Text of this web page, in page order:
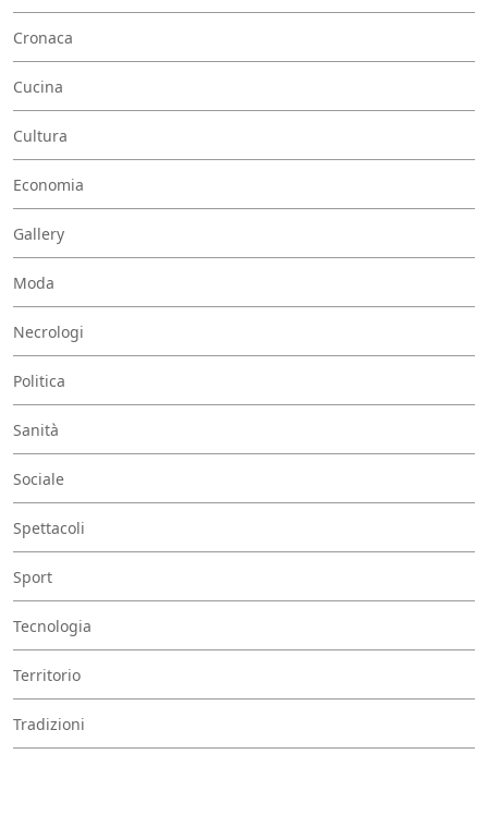
Cronaca
Cucina
Cultura
Economia
Gallery
Moda
Necrologi
Politica
Sanità
Sociale
Spettacoli
Sport
Tecnologia
Territorio
Tradizioni